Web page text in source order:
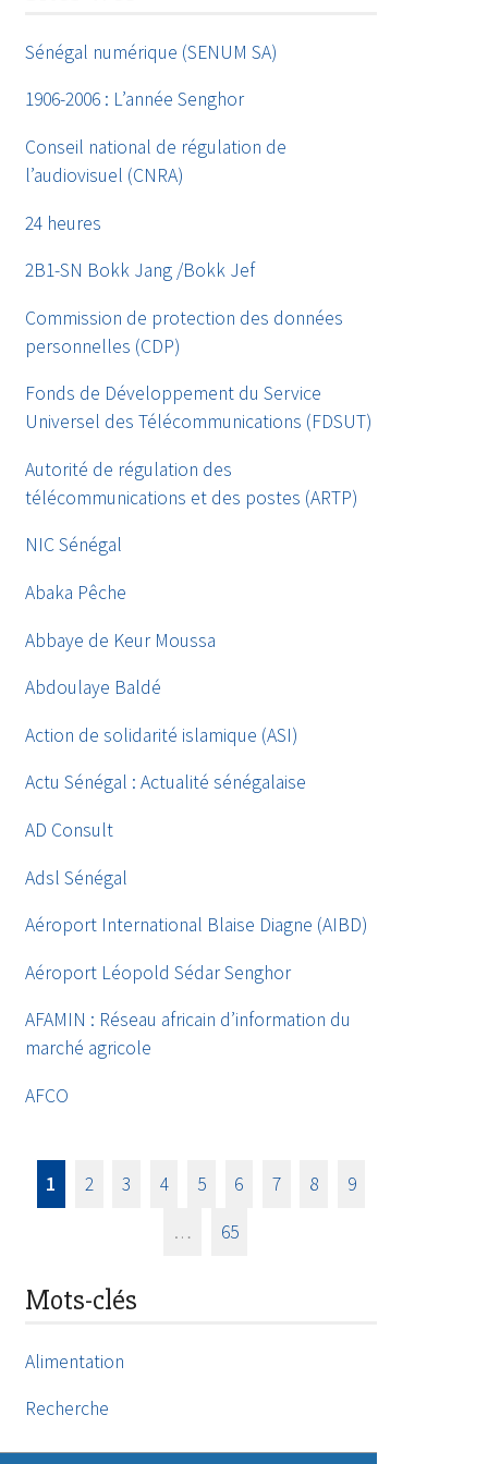
Sénégal numérique (SENUM SA)
1906-2006 : L’année Senghor
Conseil national de régulation de
l’audiovisuel (CNRA)
24 heures
2B1-SN Bokk Jang /Bokk Jef
Commission de protection des données
personnelles (CDP)
Fonds de Développement du Service
Universel des Télécommunications (FDSUT)
Autorité de régulation des
télécommunications et des postes (ARTP)
NIC Sénégal
Abaka Pêche
Abbaye de Keur Moussa
Abdoulaye Baldé
Action de solidarité islamique (ASI)
Actu Sénégal : Actualité sénégalaise
AD Consult
Adsl Sénégal
Aéroport International Blaise Diagne (AIBD)
Aéroport Léopold Sédar Senghor
AFAMIN : Réseau africain d’information du
marché agricole
AFCO
1 2 3 4 5 6 7 8
9
…
65
Mots-clés
Alimentation
Recherche